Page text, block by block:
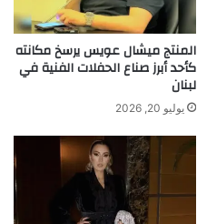
​المنتج ميشال عويس يرسخ مكانته
كأحد أبرز صناع الحفلات الفنية في
لبنان
يوليو 20, 2026